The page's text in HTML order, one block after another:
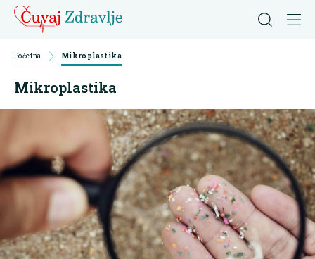
Početna Mikroplastika
Mikroplastika